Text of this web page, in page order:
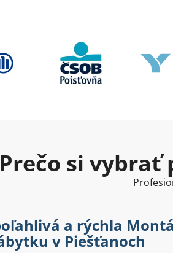
Prečo si vybrať
a rýchla
v Piešťanoch